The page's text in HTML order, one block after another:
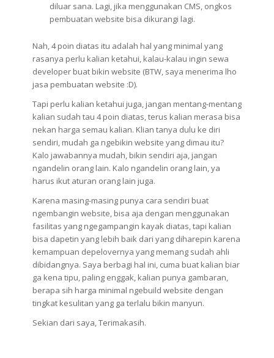
diluar sana. Lagi, jika menggunakan CMS, ongkos
pembuatan website bisa dikurangi lagi.
Nah, 4 poin diatas itu adalah hal yang minimal yang
rasanya perlu kalian ketahui, kalau-kalau ingin sewa
developer buat bikin website (BTW, saya menerima lho
jasa pembuatan website :D).
Tapi perlu kalian ketahui juga, jangan mentang-mentang
kalian sudah tau 4 poin diatas, terus kalian merasa bisa
nekan harga semau kalian. Klian tanya dulu ke diri
sendiri, mudah ga ngebikin website yang dimau itu?
Kalo jawabannya mudah, bikin sendiri aja, jangan
ngandelin orang lain. Kalo ngandelin orang lain, ya
harus ikut aturan orang lain juga.
Karena masing-masing punya cara sendiri buat
ngembangin website, bisa aja dengan menggunakan
fasilitas yang ngegampangin kayak diatas, tapi kalian
bisa dapetin yang lebih baik dari yang diharepin karena
kemampuan depelovernya yang memang sudah ahli
dibidangnya. Saya berbagi hal ini, cuma buat kalian biar
ga kena tipu, paling enggak, kalian punya gambaran,
berapa sih harga minimal ngebuild website dengan
tingkat kesulitan yang ga terlalu bikin manyun.
Sekian dari saya, Terimakasih.